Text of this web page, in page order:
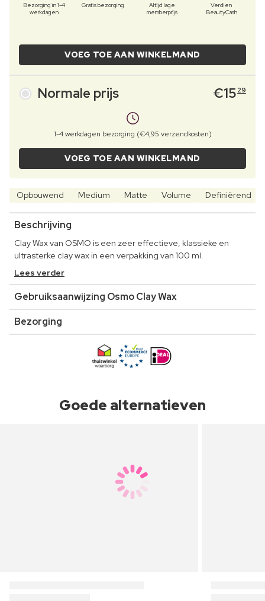
Bezorging in 1-4
werkdagen
Gratis bezorging
Altijd lage
memberprijs
Verdien
BeautyCash
VOEG TOE AAN WINKELMAND
Normale prijs €15 29
1-4 werkdagen bezorging (€4,95 verzendkosten)
VOEG TOE AAN WINKELMAND
Opbouwend Medium Matte Volume Definiërend
Beschrijving
Clay Wax van OSMO is een zeer effectieve, klassieke en
ultrasterke clay wax in een verpakking van 100 ml.
Lees verder
Gebruiksaanwijzing Osmo Clay Wax
Bezorging
Goede alternatieven